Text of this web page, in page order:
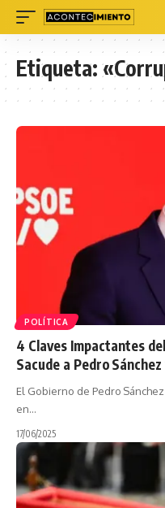
Etiqueta:
POLÍTICA
4 Claves Impactantes
Sacude a Pedro
El Gobierno de Pedro
en…
17/06/2025